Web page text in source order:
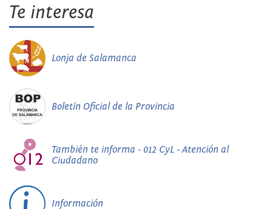
Te interesa
Lonja de Salamanca
Boletín Oficial de la Provincia
También te informa - 012 CyL - Atención al
Ciudadano
Información